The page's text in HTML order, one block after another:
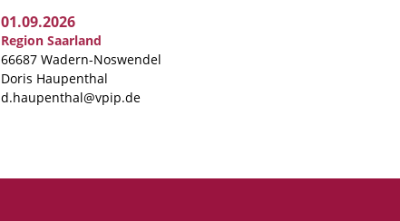
01.09.2026
Region Saarland
66687 Wadern-Noswendel
Doris Haupenthal
d.haupenthal@vpip.de